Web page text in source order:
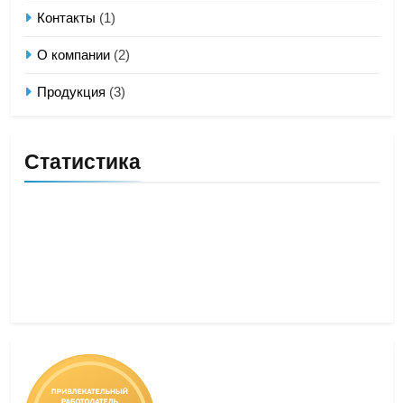
Контакты (1)
О компании (2)
Продукция (3)
Статистика